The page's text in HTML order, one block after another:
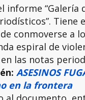
informe
conmoverse a
espiral de
las notas
ASESINOS
en la frontera